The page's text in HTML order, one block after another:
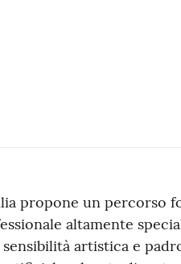
propone un percorso
altamente
artistica e